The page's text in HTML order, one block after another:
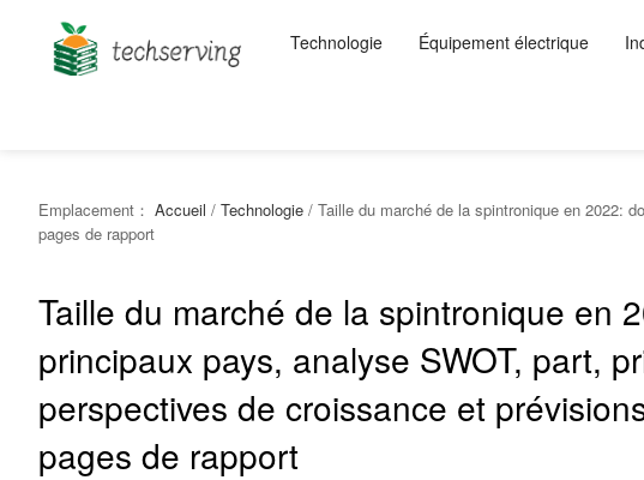
Technologie Équipement électrique
Emplacement： Accueil / Technologie / Taille du marché de la spintronique en 2022:
pages de rapport
Taille du marché de la spintronique en
principaux pays, analyse SWOT, part,
perspectives de croissance et
pages de rapport